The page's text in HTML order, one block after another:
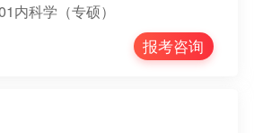
内科学（专硕）
报考咨询